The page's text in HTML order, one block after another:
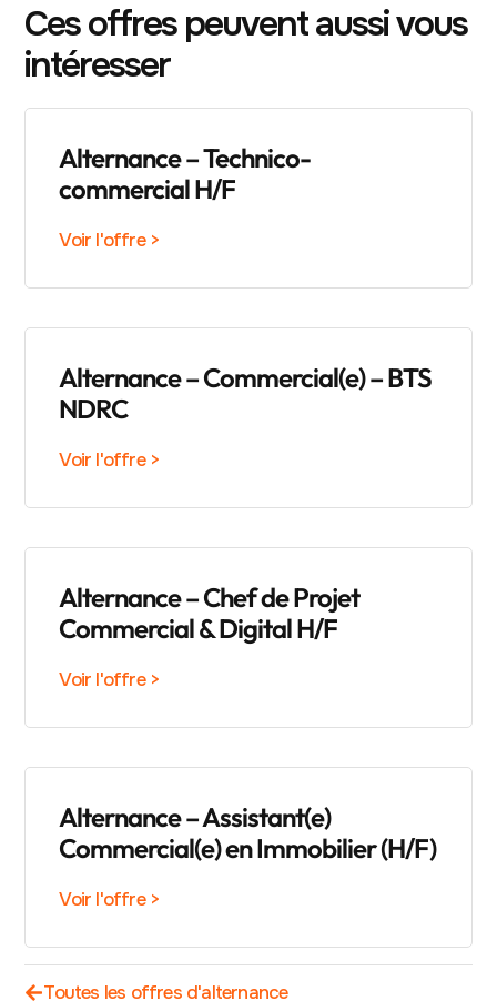
Ces offres peuvent aussi vous
intéresser
Alternance – Technico-
commercial H/F
Voir l'offre >
Alternance – Commercial(e) – BTS
NDRC
Voir l'offre >
Alternance – Chef de Projet
Commercial & Digital H/F
Voir l'offre >
Alternance – Assistant(e)
Commercial(e) en Immobilier (H/F)
Voir l'offre >
Toutes les offres d'alternance